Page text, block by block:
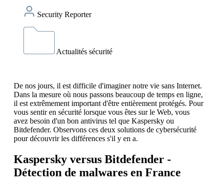
Security Reporter
Actualités sécurité
De nos jours, il est difficile d'imaginer notre vie sans Internet.
Dans la mesure où nous passons beaucoup de temps en ligne,
il est extrêmement important d'être entièrement protégés. Pour
vous sentir en sécurité lorsque vous êtes sur le Web, vous
avez besoin d'un bon antivirus tel que Kaspersky ou
Bitdefender. Observons ces deux solutions de cybersécurité
pour découvrir les différences s'il y en a.
Kaspersky versus Bitdefender -
Détection de malwares en France